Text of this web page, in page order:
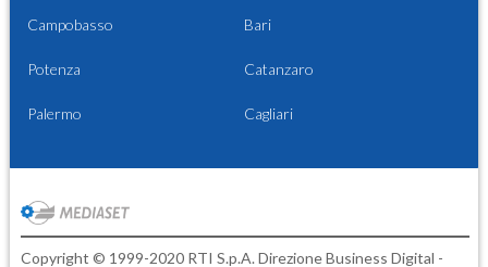
Campobasso Bari
Potenza Catanzaro
Palermo Cagliari
Copyright © 1999-2020 RTI S.p.A. Direzione Business Digital -